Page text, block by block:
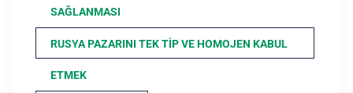
SAĞLANMASI
RUSYA PAZARINI TEK TIP VE HOMOJEN KABUL
ETMEK